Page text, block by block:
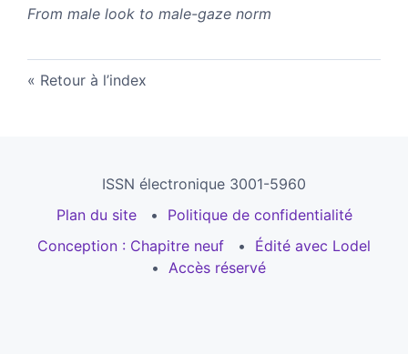
From male look to male-gaze norm
Retour à l’index
ISSN électronique 3001-5960
Plan du site
Politique de confidentialité
Conception : Chapitre neuf
Édité avec Lodel
Accès réservé